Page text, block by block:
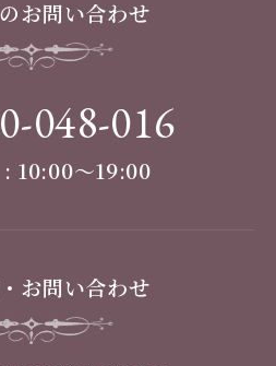
お問い合わせ
048-016
10:00〜19:00
お問い合わせ